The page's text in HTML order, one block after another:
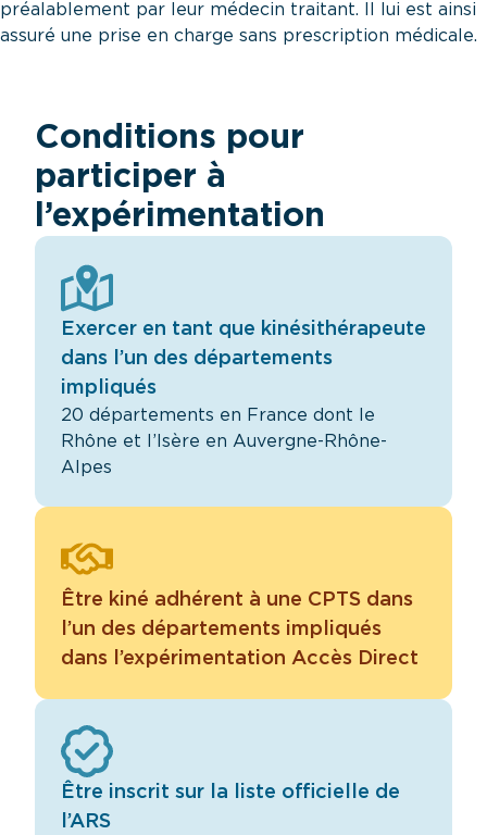
préalablement par leur médecin traitant. Il lui est ainsi
assuré une prise en charge sans prescription médicale.
Conditions pour
participer à
l’expérimentation
Exercer en tant que kinésithérapeute
dans l’un des départements
impliqués
20 départements en France dont le
Rhône et l’Isère en Auvergne-Rhône-
Alpes
Être kiné adhérent à une CPTS dans
l’un des départements impliqués
dans l’expérimentation Accès Direct
Être inscrit sur la liste officielle de
l’ARS